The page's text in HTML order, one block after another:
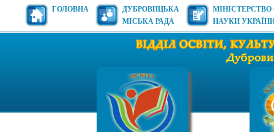
ГОЛОВНА
ДУБРОВИЦЬКА
МІСЬКА РАДА
МІНІСТЕРСТВО
НАУКИ